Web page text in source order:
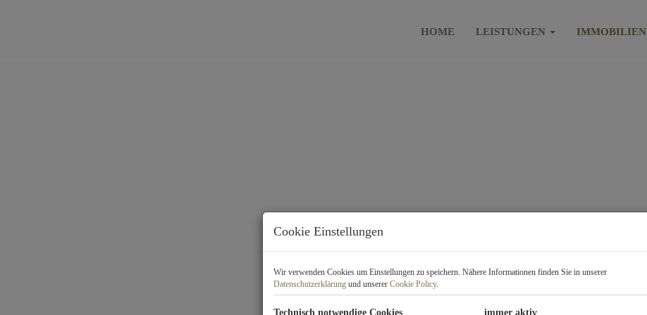
HOME LEISTUNGEN IMMOBILIEN
Cookie Einstellungen
Wir verwenden Cookies um Einstellungen zu speichern. Nähere Informationen finden Sie in unserer
Datenschutzerklärung und unserer Cookie Policy.
Technisch notwendige Cookies immer aktiv